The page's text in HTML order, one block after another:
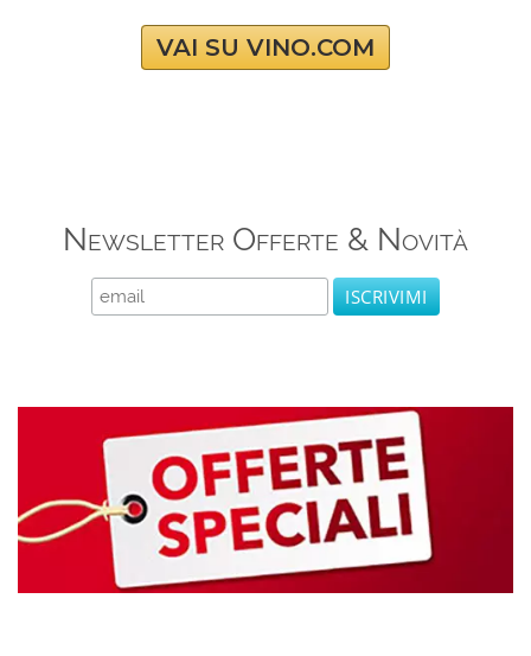
VAI SU VINO.COM
Newsletter Offerte & Novità